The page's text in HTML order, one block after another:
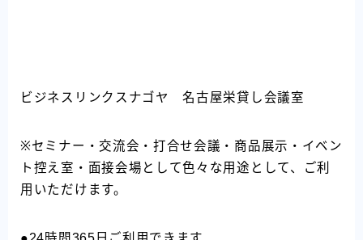
ビジネスリンクスナゴヤ 名古屋栄貸し会議室
※セミナー・交流会・打合せ会議・商品展示・イベン
ト控え室・面接会場として色々な用途として、ご利
用いただけます。